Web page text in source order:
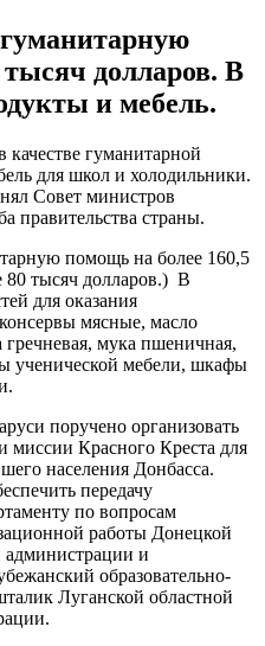
долларов. В
и мебель.
качестве гуманитарной
для школ и холодильники.
Совет министров
правительства страны.
помощь на более 160,5
80 тысяч долларов.) В
для оказания
мясные, масло
мука пшеничная,
ученической мебели, шкафы
поручено организовать
миссии Красного Креста для
населения Донбасса.
передачу
по вопросам
работы Донецкой
администрации и
образовательно-
Луганской областной